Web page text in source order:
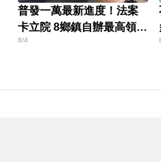
普發一萬最新進度！法案
卡立院 8鄉鎮自辦最高領1
萬
8/4